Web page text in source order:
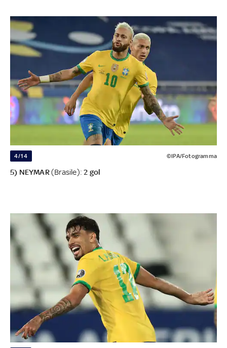
4/14 ©IPA/Fotogramma
5) NEYMAR(Brasile):2 gol